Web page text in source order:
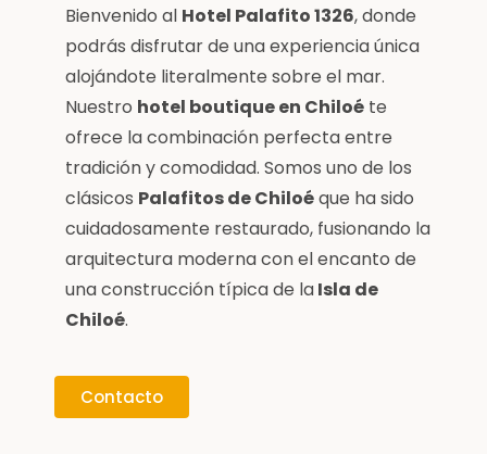
Bienvenido al Hotel Palafito 1326, donde
podrás disfrutar de una experiencia única
alojándote literalmente sobre el mar.
Nuestro hotel boutique en Chiloé te
ofrece la combinación perfecta entre
tradición y comodidad. Somos uno de los
clásicos Palafitos de Chiloéque ha sido
cuidadosamente restaurado, fusionando la
arquitectura moderna con el encanto de
una construcción típica de laIsla de
Chiloé.
Contacto